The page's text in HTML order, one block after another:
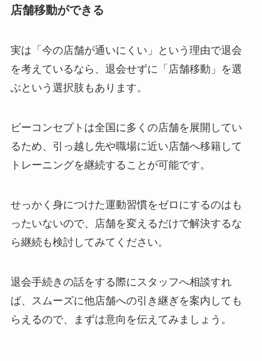
店舗移動ができる
実は「今の店舗が通いにくい」という理由で退会
を考えているなら、退会せずに「店舗移動」を選
ぶという選択肢もあります。
ビーコンセプトは全国に多くの店舗を展開してい
るため、引っ越し先や職場に近い店舗へ移籍して
トレーニングを継続することが可能です。
せっかく身につけた運動習慣をゼロにするのはも
ったいないので、店舗を変えるだけで解決するな
ら継続も検討してみてください。
退会手続きの話をする際にスタッフへ相談すれ
ば、スムーズに他店舗への引き継ぎを案内しても
らえるので、まずは意向を伝えてみましょう。